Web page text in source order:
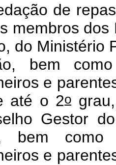
de
membros
do Ministério
bem
e
até o 2ograu,
Gestor
bem como
e